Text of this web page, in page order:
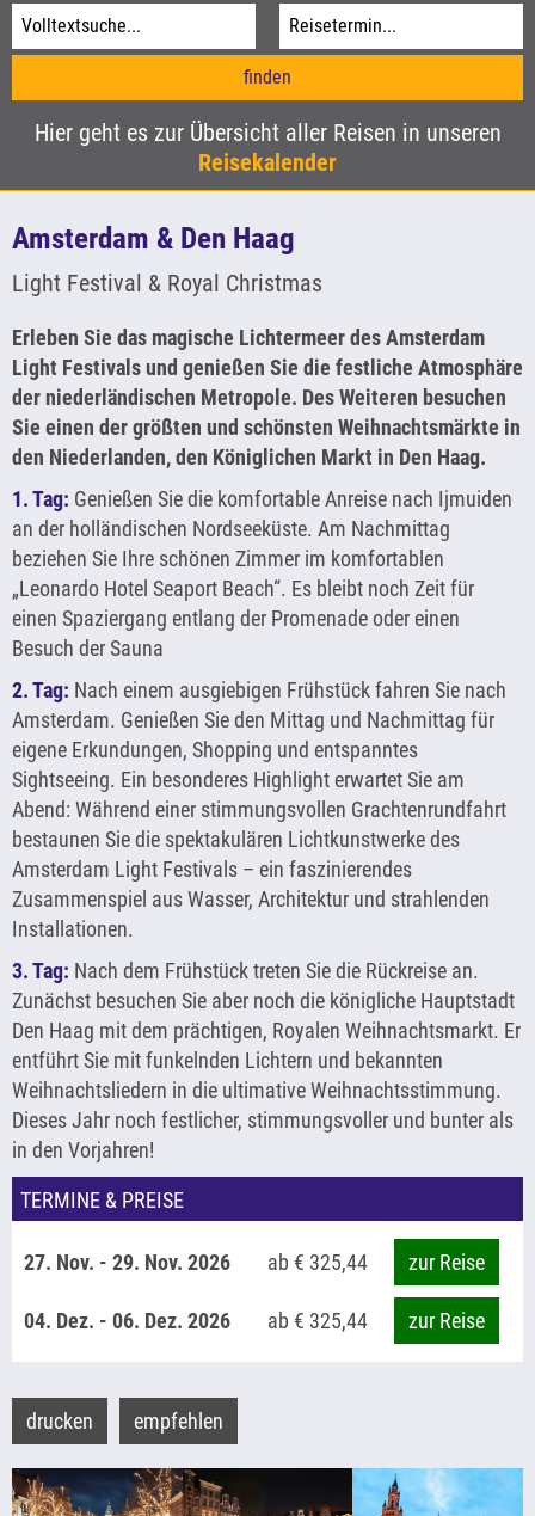
Hier geht es zur Übersicht aller Reisen in unseren
Reisekalender
Amsterdam & Den Haag
Light Festival & Royal Christmas
Erleben Sie das magische Lichtermeer des Amsterdam
Light Festivals und genießen Sie die festliche Atmosphäre
der niederländischen Metropole. Des Weiteren besuchen
Sie einen der größten und schönsten Weihnachtsmärkte in
den Niederlanden, den Königlichen Markt in Den Haag.
1. Tag: Genießen Sie die komfortable Anreise nach Ijmuiden
an der holländischen Nordseeküste. Am Nachmittag
beziehen Sie Ihre schönen Zimmer im komfortablen
„Leonardo Hotel Seaport Beach“. Es bleibt noch Zeit für
einen Spaziergang entlang der Promenade oder einen
Besuch der Sauna
2. Tag: Nach einem ausgiebigen Frühstück fahren Sie nach
Amsterdam. Genießen Sie den Mittag und Nachmittag für
eigene Erkundungen, Shopping und entspanntes
Sightseeing. Ein besonderes Highlight erwartet Sie am
Abend: Während einer stimmungsvollen Grachtenrundfahrt
bestaunen Sie die spektakulären Lichtkunstwerke des
Amsterdam Light Festivals – ein faszinierendes
Zusammenspiel aus Wasser, Architektur und strahlenden
Installationen.
3. Tag: Nach dem Frühstück treten Sie die Rückreise an.
Zunächst besuchen Sie aber noch die königliche Hauptstadt
Den Haag mit dem prächtigen, Royalen Weihnachtsmarkt. Er
entführt Sie mit funkelnden Lichtern und bekannten
Weihnachtsliedern in die ultimative Weihnachtsstimmung.
Dieses Jahr noch festlicher, stimmungsvoller und bunter als
in den Vorjahren!
TERMINE & PREISE
27. Nov. - 29. Nov. 2026 ab € 325,44 zur Reise
04. Dez. - 06. Dez. 2026 ab € 325,44 zur Reise
drucken empfehlen